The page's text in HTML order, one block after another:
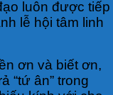
luôn được tiếp
lễ hội tâm linh
ơn và biết ơn,
“tứ ân” trong